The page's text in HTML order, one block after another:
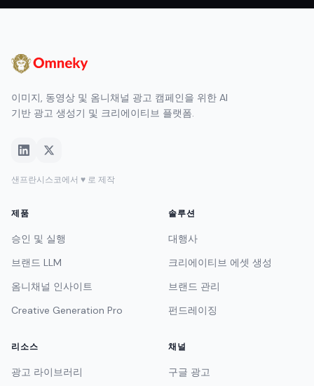
이미지, 동영상 및 옴니채널 광고 캠페인을 위한 AI
기반 광고 생성기 및 크리에이티브 플랫폼.
샌프란시스코에서 ♥ 로 제작
제품
승인 및 실행
브랜드 LLM
옴니채널 인사이트
Creative Generation Pro
솔루션
대행사
크리에이티브 에셋 생성
브랜드 관리
펀드레이징
리소스
광고 라이브러리
채널
구글 광고